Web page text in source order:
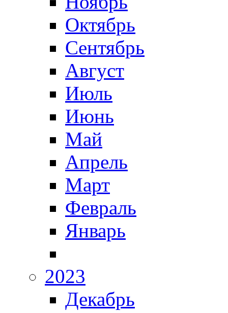
Октябрь
Сентябрь
Август
Июль
Июнь
Май
Апрель
Март
Февраль
Январь
2023
Декабрь